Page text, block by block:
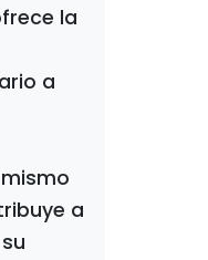
la
a
a